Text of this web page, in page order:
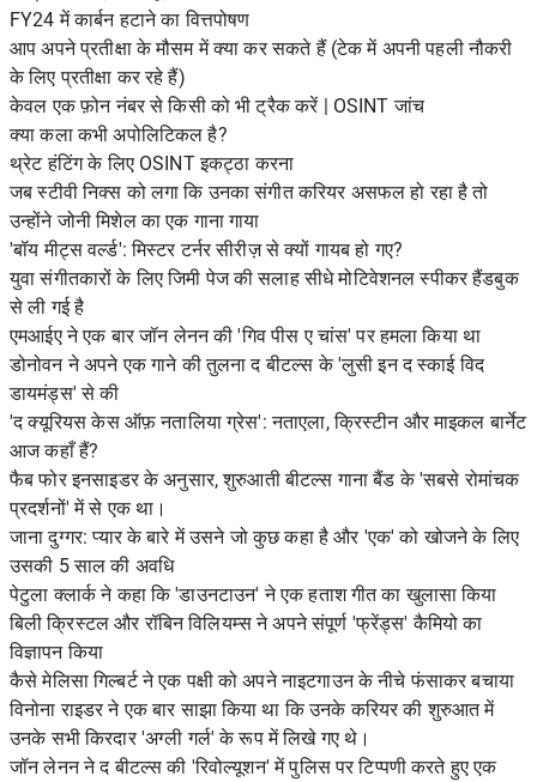
FY24 में कार्बन हटाने का वित्तपोषण
आप अपने प्रतीक्षा के मौसम में क्या कर सकते हैं (टेक में अपनी पहली नौकरी
के लिए प्रतीक्षा कर रहे हैं)
केवल एक फ़ोन नंबर से किसी को भी ट्रैक करें | OSINT जांच
क्या कला कभी अपोलिटिकल है?
थ्रेट हंटिंग के लिए OSINT इकट्ठा करना
जब स्टीवी निक्स को लगा कि उनका संगीत करियर असफल हो रहा है तो
उन्होंने जोनी मिशेल का एक गाना गाया
'बॉय मीट्स वर्ल्ड': मिस्टर टर्नर सीरीज़ से क्यों गायब हो गए?
युवा संगीतकारों के लिए जिमी पेज की सलाह सीधे मोटिवेशनल स्पीकर हैंडबुक
से ली गई है
एमआईए ने एक बार जॉन लेनन की 'गिव पीस ए चांस' पर हमला किया था
डोनोवन ने अपने एक गाने की तुलना द बीटल्स के 'लुसी इन द स्काई विद
डायमंड्स' से की
'द क्यूरियस केस ऑफ़ नतालिया ग्रेस': नताएला, क्रिस्टीन और माइकल बार्नेट
आज कहाँ हैं?
फैब फोर इनसाइडर के अनुसार, शुरुआती बीटल्स गाना बैंड के 'सबसे रोमांचक
प्रदर्शनों' में से एक था।
जाना दुग्गर: प्यार के बारे में उसने जो कुछ कहा है और 'एक' को खोजने के लिए
उसकी 5 साल की अवधि
पेटुला क्लार्क ने कहा कि 'डाउनटाउन' ने एक हताश गीत का खुलासा किया
बिली क्रिस्टल और रॉबिन विलियम्स ने अपने संपूर्ण 'फ्रेंड्स' कैमियो का
विज्ञापन किया
कैसे मेलिसा गिल्बर्ट ने एक पक्षी को अपने नाइटगाउन के नीचे फंसाकर बचाया
विनोना राइडर ने एक बार साझा किया था कि उनके करियर की शुरुआत में
उनके सभी किरदार 'अग्ली गर्ल' के रूप में लिखे गए थे।
जॉन लेनन ने द बीटल्स की 'रिवोल्यूशन' में पुलिस पर टिप्पणी करते हुए एक